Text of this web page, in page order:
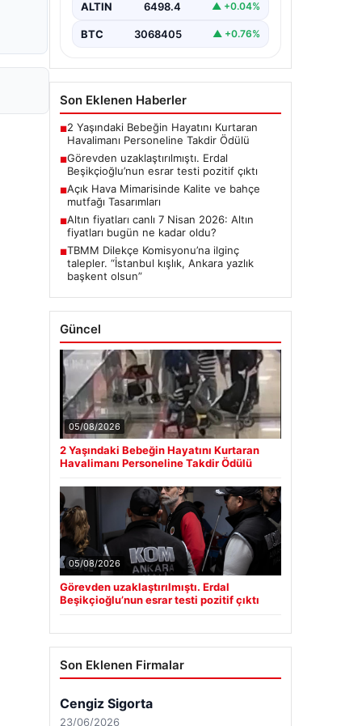
"Türkiye'nin önemli
ALTIN 6498.4 ▲ +0.04%
BTC 3068405 ▲ +0.76%
Son Eklenen Haberler
■2 Yaşındaki Bebeğin Hayatını Kurtaran
Havalimanı Personeline Takdir Ödülü
■Görevden uzaklaştırılmıştı. Erdal
Beşikçioğlu’nun esrar testi pozitif çıktı
■Açık Hava Mimarisinde Kalite ve bahçe
mutfağı Tasarımları
■Altın fiyatları canlı 7 Nisan 2026: Altın
fiyatları bugün ne kadar oldu?
■TBMM Dilekçe Komisyonu’na ilginç
talepler. “İstanbul kışlık, Ankara yazlık
başkent olsun”
Güncel
05/08/2026
2 Yaşındaki Bebeğin Hayatını Kurtaran
Havalimanı Personeline Takdir Ödülü
05/08/2026
Görevden uzaklaştırılmıştı. Erdal
Beşikçioğlu’nun esrar testi pozitif çıktı
Son Eklenen Firmalar
Cengiz Sigorta
23/06/2026